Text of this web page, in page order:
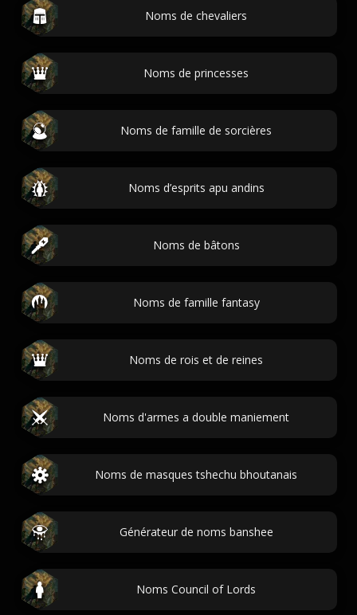
Noms de chevaliers
Noms de princesses
Noms de famille de sorcières
Noms d’esprits apu andins
Noms de bâtons
Noms de famille fantasy
Noms de rois et de reines
Noms d'armes a double maniement
Noms de masques tshechu bhoutanais
Générateur de noms banshee
Noms Council of Lords